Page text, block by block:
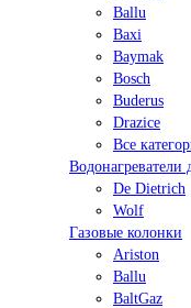
Ballu
Baxi
Baymak
Bosch
Buderus
Drazice
Все
Водонагреватели
De Dietrich
Wolf
Газовые колонки
Ariston
Ballu
BaltGaz